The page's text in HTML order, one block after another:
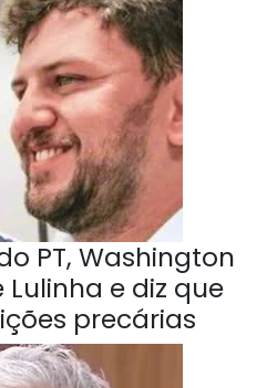
PT, Washington
e diz que
precárias